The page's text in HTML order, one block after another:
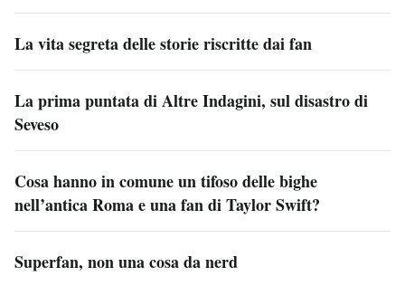
La vita segreta delle storie riscritte dai fan
La prima puntata di Altre Indagini, sul disastro di
Seveso
Cosa hanno in comune un tifoso delle bighe
nell’antica Roma e una fan di Taylor Swift?
Superfan, non una cosa da nerd